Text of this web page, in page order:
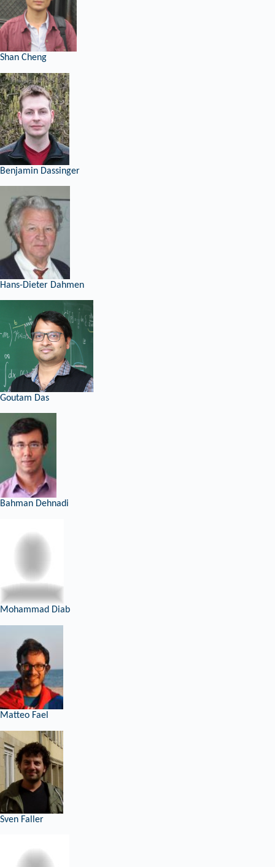
Shan Cheng
Benjamin Dassinger
Hans-Dieter Dahmen
Goutam Das
Bahman Dehnadi
Mohammad Diab
Matteo Fael
Sven Faller